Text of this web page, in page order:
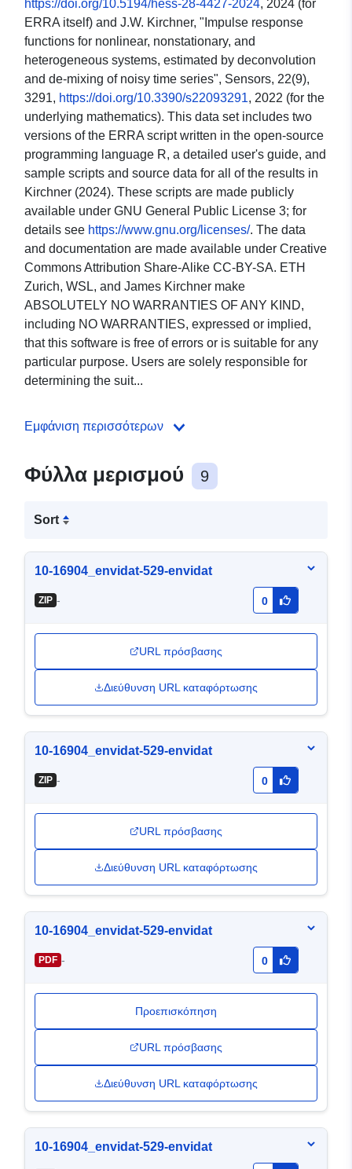
https://doi.org/10.5194/hess-28-4427-2024, 2024 (for
ERRA itself) and J.W. Kirchner, "Impulse response
functions for nonlinear, nonstationary, and
heterogeneous systems, estimated by deconvolution
and de-mixing of noisy time series", Sensors, 22(9),
3291, https://doi.org/10.3390/s22093291, 2022 (for the
underlying mathematics). This data set includes two
versions of the ERRA script written in the open-source
programming language R, a detailed user's guide, and
sample scripts and source data for all of the results in
Kirchner (2024). These scripts are made publicly
available under GNU General Public License 3; for
details see https://www.gnu.org/licenses/. The data
and documentation are made available under Creative
Commons Attribution Share-Alike CC-BY-SA. ETH
Zurich, WSL, and James Kirchner make
ABSOLUTELY NO WARRANTIES OF ANY KIND,
including NO WARRANTIES, expressed or implied,
that this software is free of errors or is suitable for any
particular purpose. Users are solely responsible for
determining the suit...
Εμφάνιση περισσότερων
Φύλλα μερισμού 9
Sort
10-16904_envidat-529-envidat
ZIP - 0
URL πρόσβασης
Διεύθυνση URL καταφόρτωσης
10-16904_envidat-529-envidat
ZIP - 0
URL πρόσβασης
Διεύθυνση URL καταφόρτωσης
10-16904_envidat-529-envidat
PDF - 0
Προεπισκόπηση
URL πρόσβασης
Διεύθυνση URL καταφόρτωσης
10-16904_envidat-529-envidat